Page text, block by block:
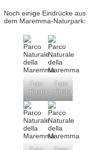
Noch einige Eindrücke aus
dem Maremma-Naturpark:
Foto:
Pastorelli
Foto:
Pastorelli